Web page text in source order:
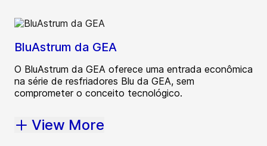
BluAstrum da GEA
O BluAstrum da GEA oferece uma entrada econômica
na série de resfriadores Blu da GEA, sem
comprometer o conceito tecnológico.
View More